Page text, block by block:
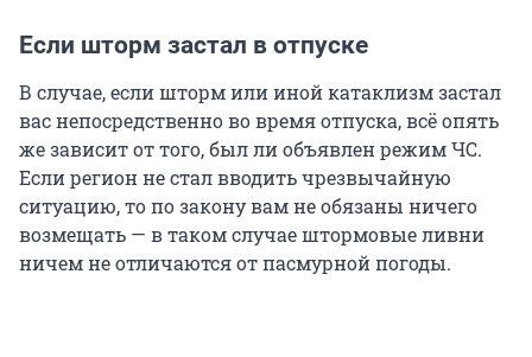
Если шторм застал в отпуске
В случае, если шторм или иной катаклизм застал
вас непосредственно во время отпуска, всё опять
же зависит от того, был ли объявлен режим ЧС.
Если регион не стал вводить чрезвычайную
ситуацию, то по закону вам не обязаны ничего
возмещать — в таком случае штормовые ливни
ничем не отличаются от пасмурной погоды.